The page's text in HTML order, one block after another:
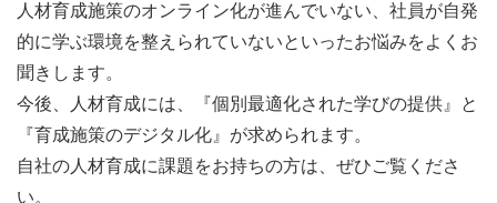
人材育成施策のオンライン化が進んでいない、社員が自発
的に学ぶ環境を整えられていないといったお悩みをよくお
聞きします。
今後、人材育成には、『個別最適化された学びの提供』と
『育成施策のデジタル化』が求められます。
自社の人材育成に課題をお持ちの方は、ぜひご覧くださ
い。